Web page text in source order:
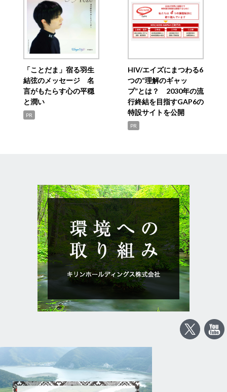
「ことだま」宿る羽生
結弦のメッセージ 名
言がもたらす心の平穏
と潤い
PR
HIV/エイズにまつわる6
つの“理解のギャッ
プ”とは？ 2030年の流
行終結を目指すGAP6の
特設サイトを公開
PR